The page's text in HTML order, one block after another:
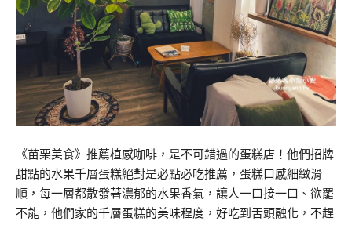
《苗栗美食》推薦植感咖啡，是不可錯過的蛋糕店！他們招牌
甜點的水果千層蛋糕絕對是必點必吃推薦，蛋糕口感細緻滑
順，每一層都散發著濃郁的水果香氣，讓人一口接一口、欲罷
不能，他們家的千層蛋糕的美味程度，好吃到舌頭融化，不趕